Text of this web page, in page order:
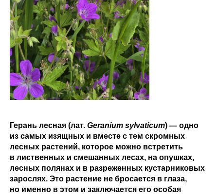
Герань лесная (лат. Geranium sylvaticum) — одно
из самых изящных и вместе с тем скромных
лесных растений, которое можно встретить
в лиственных и смешанных лесах, на опушках,
лесных полянах и в разреженных кустарниковых
зарослях. Это растение не бросается в глаза,
но именно в этом и заключается его особая